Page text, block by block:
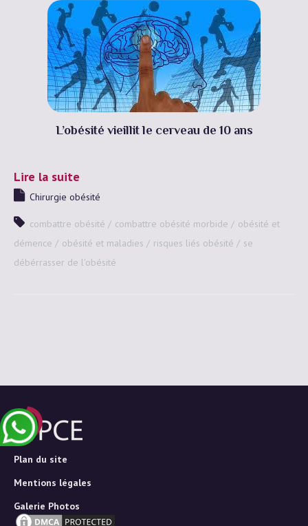
L’obésité vieillit le cerveau de 10 ans
Lire la suite
Chirurgie obésité
combattre obésité combattre obésité morbide
obésité et
démence
obésité et maladies risques liés obésité
se
débérrasser de l'obésité
Plan du site
Mentions légales
Galerie Photos